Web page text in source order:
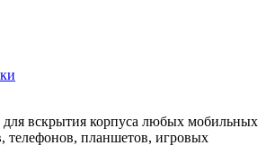
вскрытия корпуса любых мобильных
телефонов, планшетов, игровых